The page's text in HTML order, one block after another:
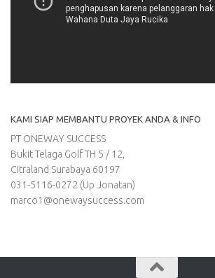
KAMI SIAP MEMBANTU PROYEK ANDA & INFO
PT ONEWAY SUCCESS
Bukit Telaga Golf TH 5 / 12,
Citraland Surabaya 60197
031-5116-0272 (Up Jonatan)
marco1@onewaysuccess.com